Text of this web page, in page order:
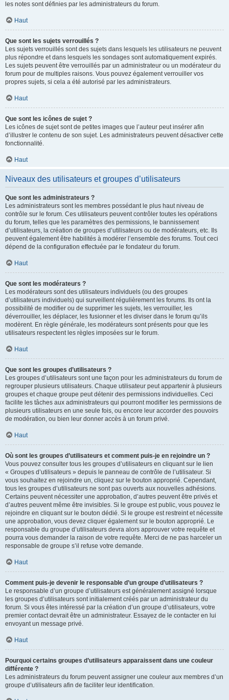
les notes sont définies par les administrateurs du forum.
Haut
Que sont les sujets verrouillés ?
Les sujets verrouillés sont des sujets dans lesquels les utilisateurs ne peuvent
plus répondre et dans lesquels les sondages sont automatiquement expirés.
Les sujets peuvent être verrouillés par un administrateur ou un modérateur du
forum pour de multiples raisons. Vous pouvez également verrouiller vos
propres sujets, si cela a été autorisé par les administrateurs.
Haut
Que sont les icônes de sujet ?
Les icônes de sujet sont de petites images que l’auteur peut insérer afin
d’illustrer le contenu de son sujet. Les administrateurs peuvent désactiver cette
fonctionnalité.
Haut
Niveaux des utilisateurs et groupes d’utilisateurs
Que sont les administrateurs ?
Les administrateurs sont les membres possédant le plus haut niveau de
contrôle sur le forum. Ces utilisateurs peuvent contrôler toutes les opérations
du forum, telles que les paramètres des permissions, le bannissement
d’utilisateurs, la création de groupes d’utilisateurs ou de modérateurs, etc. Ils
peuvent également être habilités à modérer l’ensemble des forums. Tout ceci
dépend de la configuration effectuée par le fondateur du forum.
Haut
Que sont les modérateurs ?
Les modérateurs sont des utilisateurs individuels (ou des groupes
d’utilisateurs individuels) qui surveillent régulièrement les forums. Ils ont la
possibilité de modifier ou de supprimer les sujets, les verrouiller, les
déverrouiller, les déplacer, les fusionner et les diviser dans le forum qu’ils
modèrent. En règle générale, les modérateurs sont présents pour que les
utilisateurs respectent les règles imposées sur le forum.
Haut
Que sont les groupes d’utilisateurs ?
Les groupes d’utilisateurs sont une façon pour les administrateurs du forum de
regrouper plusieurs utilisateurs. Chaque utilisateur peut appartenir à plusieurs
groupes et chaque groupe peut détenir des permissions individuelles. Ceci
facilite les tâches aux administrateurs qui pourront modifier les permissions de
plusieurs utilisateurs en une seule fois, ou encore leur accorder des pouvoirs
de modération, ou bien leur donner accès à un forum privé.
Haut
Où sont les groupes d’utilisateurs et comment puis-je en rejoindre un ?
Vous pouvez consulter tous les groupes d’utilisateurs en cliquant sur le lien
« Groupes d’utilisateurs » depuis le panneau de contrôle de l’utilisateur. Si
vous souhaitez en rejoindre un, cliquez sur le bouton approprié. Cependant,
tous les groupes d’utilisateurs ne sont pas ouverts aux nouvelles adhésions.
Certains peuvent nécessiter une approbation, d’autres peuvent être privés et
d’autres peuvent même être invisibles. Si le groupe est public, vous pouvez le
rejoindre en cliquant sur le bouton dédié. Si le groupe est restreint et nécessite
une approbation, vous devez cliquer également sur le bouton approprié. Le
responsable du groupe d’utilisateurs devra alors approuver votre requête et
pourra vous demander la raison de votre requête. Merci de ne pas harceler un
responsable de groupe s’il refuse votre demande.
Haut
Comment puis-je devenir le responsable d’un groupe d’utilisateurs ?
Le responsable d’un groupe d’utilisateurs est généralement assigné lorsque
les groupes d’utilisateurs sont initialement créés par un administrateur du
forum. Si vous êtes intéressé par la création d’un groupe d’utilisateurs, votre
premier contact devrait être un administrateur. Essayez de le contacter en lui
envoyant un message privé.
Haut
Pourquoi certains groupes d’utilisateurs apparaissent dans une couleur
différente ?
Les administrateurs du forum peuvent assigner une couleur aux membres d’un
groupe d’utilisateurs afin de faciliter leur identification.